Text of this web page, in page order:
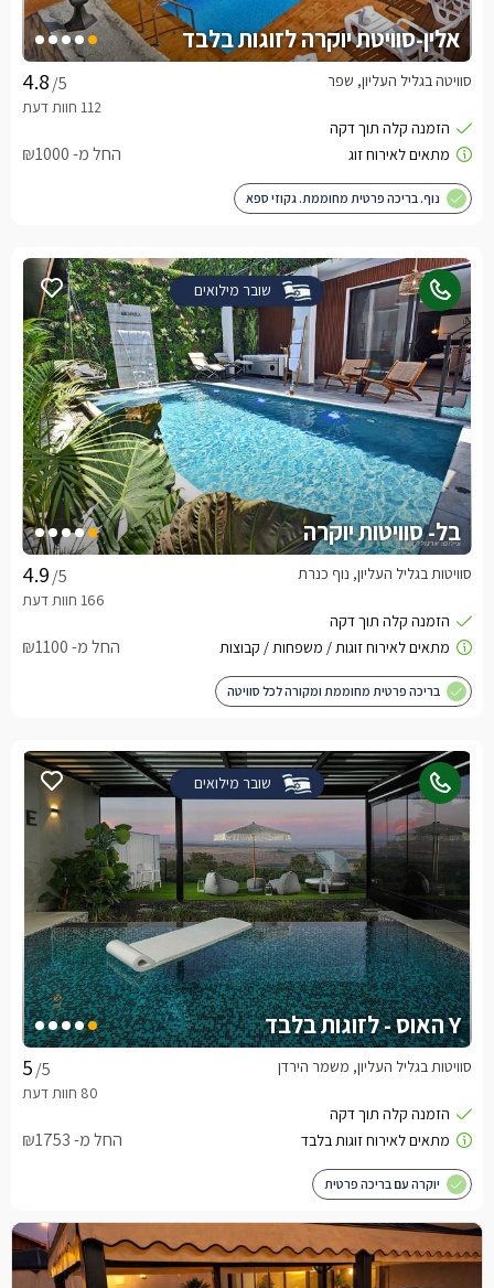
אלין-סוויטת יוקרה לזוגות בלבד
/5 סוויטה בגליל העליון, שפר
החל מ- ₪1000
נוף. בריכה פרטית מחוממת. גקוזי ספא
שובר מילואים
בל- סוויטות יוקרה
/5 סוויטות בגליל העליון, נוף כנרת
החל מ- ₪1100
בריכה פרטית מחוממת ומקורה לכל סוויטה
שובר מילואים
Y האוס - לזוגות בלבד
/5 סוויטות בגליל העליון, משמר הירדן
החל מ- ₪1753
יוקרה עם בריכה פרטית